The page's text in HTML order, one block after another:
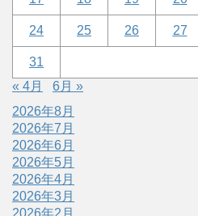
24 25 26 27
31
« 4月
6月 »
2026年8月
2026年7月
2026年6月
2026年5月
2026年4月
2026年3月